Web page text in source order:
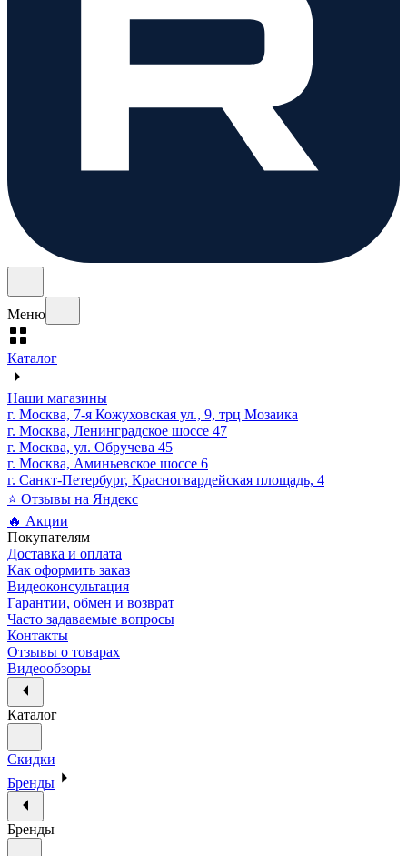
Меню
Каталог
Наши магазины
г. Москва, 7-я Кожуховская ул., 9, трц Мозаика
г. Москва, Ленинградское шоссе 47
г. Москва, ул. Обручева 45
г. Москва, Аминьевское шоссе 6
г. Санкт-Петербург, Красногвардейская площадь, 4
⭐ Отзывы на Яндекс
🔥 Акции
Покупателям
Доставка и оплата
Как оформить заказ
Видеоконсультация
Гарантии, обмен и возврат
Часто задаваемые вопросы
Контакты
Отзывы о товарах
Видеообзоры
Каталог
Скидки
Бренды
Бренды